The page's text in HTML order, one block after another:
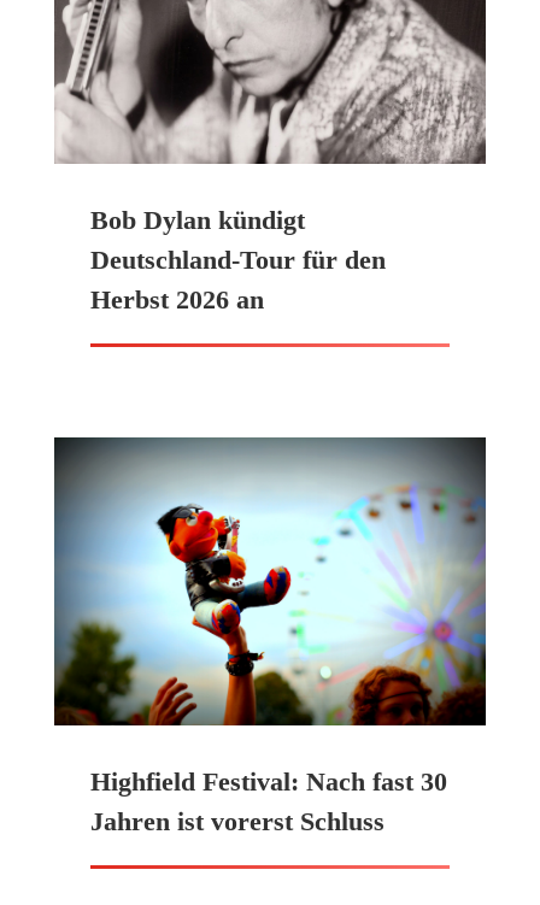
Bob Dylan kündigt
Deutschland-Tour für den
Herbst 2026 an
Highfield Festival: Nach fast 30
Jahren ist vorerst Schluss